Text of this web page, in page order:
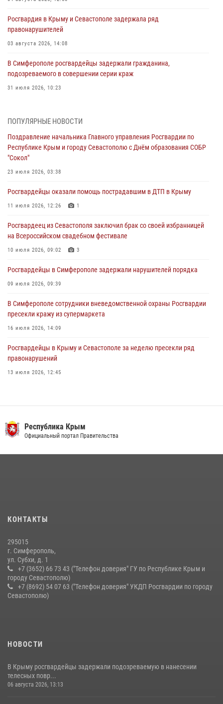
Росгвардия в Крыму и Севастополе задержала ряд
правонарушителей
03 августа 2026, 14:08
В Симферополе росгвардейцы задержали гражданина,
подозреваемого в совершении серии краж
31 июля 2026, 10:23
объекте в Севастополе
Росгвардейцы Севастополя пресекли противоправные действия на
охраняемом объекте
29 июля 2026, 12:34
Росгвардейцы Крыма и Севастополя отметили День Крещения Руси
28 июля 2026, 14:18
В Симферополе сотрудники Росгвардии задержали подозреваемого
в краже из гипермаркета
24 июля 2026, 12:21
ПОПУЛЯРНЫЕ НОВОСТИ
Поздравление начальника Главного управления Росгвардии по
Республике Крым и городу Севастополю с Днём образования СОБР
"Сокол"
23 июля 2026, 03:38
Росгвардейцы оказали помощь пострадавшим в ДТП в Крыму
11 июля 2026, 12:26 1
Росгвардеец из Севастополя заключил брак со своей избранницей
на Всероссийском свадебном фестивале
10 июля 2026, 09:02 3
Росгвардейцы в Симферополе задержали нарушителей порядка
09 июля 2026, 09:39
В Симферополе сотрудники вневедомственной охраны Росгвардии
пресекли кражу из супермаркета
16 июля 2026, 14:09
Росгвардейцы в Крыму и Севастополе за неделю пресекли ряд
правонарушений
13 июля 2026, 12:45
21 июля 2026, 13:18
Росгвардия в Крыму и Севастополе задержала ряд
правонарушителей
10 июля 2026, 15:10
Республика Крым
Официальный портал Правительства
КОНТАКТЫ
295015
г. Симферополь,
ул. Субхи, д. 1
+7 (3652) 66 73 43 ("Телефон доверия" ГУ по Республике Крым и
городу Севастополю)
+7 (8692) 54 07 63 ("Телефон доверия" УКДП Росгвардии по городу
Севастополю)
НОВОСТИ
В Крыму росгвардейцы задержали подозреваемую в нанесении
телесных повр...
06 августа 2026, 13:13